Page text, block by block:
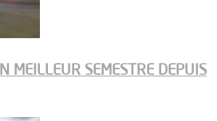
MEILLEUR SEMESTRE DEPUIS